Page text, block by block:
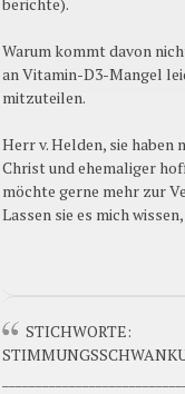
Warum kommt davon
an Vitamin-D3-Mangel
mitzuteilen.
Herr v. Helden, sie haben
Christ und ehemaliger
möchte gerne mehr zur
Lassen sie es mich
STICHWORTE: